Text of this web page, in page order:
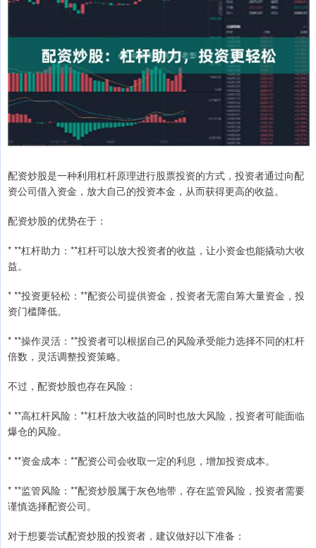
配资炒股是一种利用杠杆原理进行股票投资的方式，投资者通过向配
资公司借入资金，放大自己的投资本金，从而获得更高的收益。
配资炒股的优势在于：
* **杠杆助力：**杠杆可以放大投资者的收益，让小资金也能撬动大收
益。
* **投资更轻松：**配资公司提供资金，投资者无需自筹大量资金，投
资门槛降低。
* **操作灵活：**投资者可以根据自己的风险承受能力选择不同的杠杆
倍数，灵活调整投资策略。
不过，配资炒股也存在风险：
* **高杠杆风险：**杠杆放大收益的同时也放大风险，投资者可能面临
爆仓的风险。
* **资金成本：**配资公司会收取一定的利息，增加投资成本。
* **监管风险：**配资炒股属于灰色地带，存在监管风险，投资者需要
谨慎选择配资公司。
对于想要尝试配资炒股的投资者，建议做好以下准备：